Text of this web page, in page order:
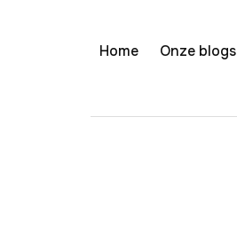
Home Onze blogs